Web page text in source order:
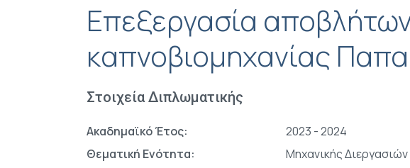
Επεξεργασία
καπνοβιομηχανίας
Στοιχεία Διπλωματικής
Ακαδημαϊκό Έτος:
2023 - 2024
Θεματική Ενότητα:
Μηχανικής